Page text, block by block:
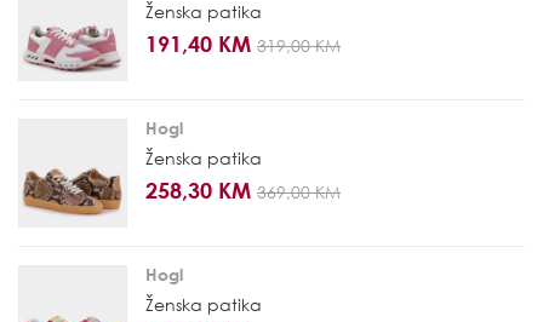
Ženska patika
191,40 KM 319,00 KM
Hogl
Ženska patika
258,30 KM 369,00 KM
Hogl
Ženska patika